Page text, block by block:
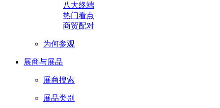
八大终端
热门看点
商贸配对
为何参观
展商与展品
展商搜索
展品类别